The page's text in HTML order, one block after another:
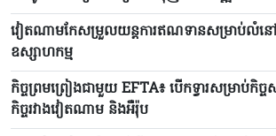
វៀតណាមកែសម្រួលយន្តការឥណទានសម្រាប់លំនៅ
ឧស្សាហកម្ម
កិច្ចព្រមព្រៀងជាមួយ EFTA៖ បើក​​ទ្វារសម្រាប់កិច្ច
កិច្ចរវាងវៀតណាម និងអឺរ៉ុប